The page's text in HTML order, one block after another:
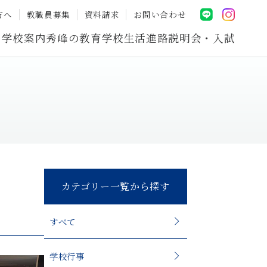
へ 教職員募集 資料請求 お問い合わせ
学校案内秀峰の教育学校生活進路説明会・入試
カテゴリー一覧から探す
すべて
学校行事